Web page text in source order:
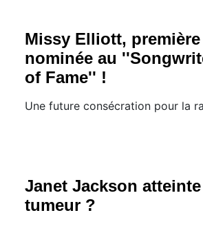
Missy Elliott, première
nominée au
of Fame'' !
Une future consécration pour la
Janet Jackson
tumeur ?